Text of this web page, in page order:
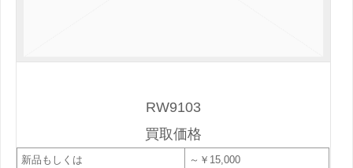
RW9103
買取価格
新品もしくは
～￥15,000